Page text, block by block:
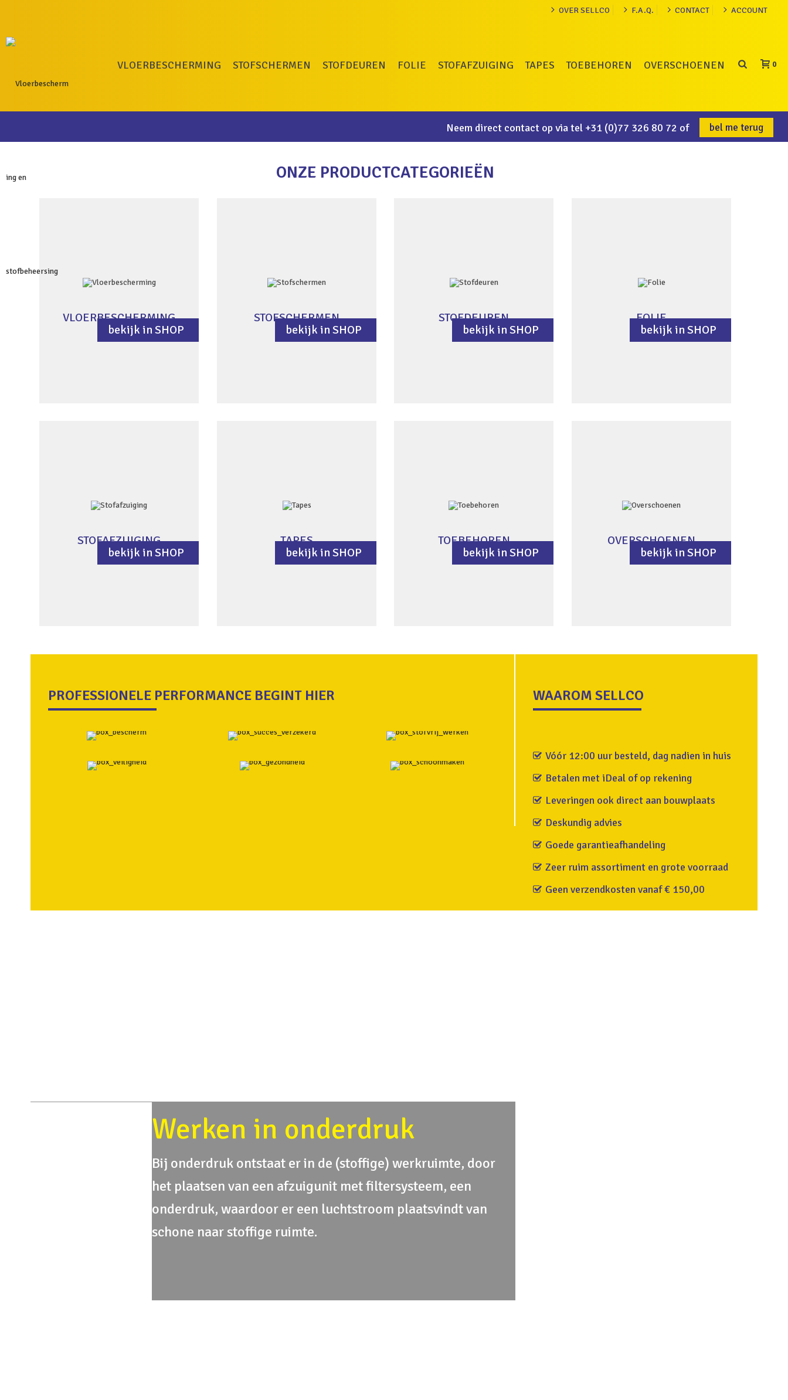
OVER SELLCO F.A.Q. CONTACT ACCOUNT
VLOERBESCHERMING STOFSCHERMEN STOFDEUREN FOLIE STOFAFZUIGING TAPES TOEBEHOREN OVERSCHOENEN 0
Neem direct contact op via tel +31 (0)77 326 80 72 of bel me terug
ONZE PRODUCTCATEGORIEËN
VLOERBESCHERMING
bekijk in SHOP
STOFSCHERMEN
bekijk in SHOP
STOFDEUREN
bekijk in SHOP
FOLIE
bekijk in SHOP
STOFAFZUIGING
bekijk in SHOP
TAPES
bekijk in SHOP
TOEBEHOREN
bekijk in SHOP
OVERSCHOENEN
bekijk in SHOP
PROFESSIONELE PERFORMANCE BEGINT HIER WAAROM SELLCO
Vóór 12:00 uur besteld, dag nadien in huis
Betalen met iDeal of op rekening
Leveringen ook direct aan bouwplaats
Deskundig advies
Goede garantieafhandeling
Zeer ruim assortiment en grote voorraad
Geen verzendkosten vanaf € 150,00
Werken in onderdruk
Bij onderdruk ontstaat er in de (stoffige) werkruimte, door
het plaatsen van een afzuigunit met filtersysteem, een
onderdruk, waardoor er een luchtstroom plaatsvindt van
schone naar stoffige ruimte.